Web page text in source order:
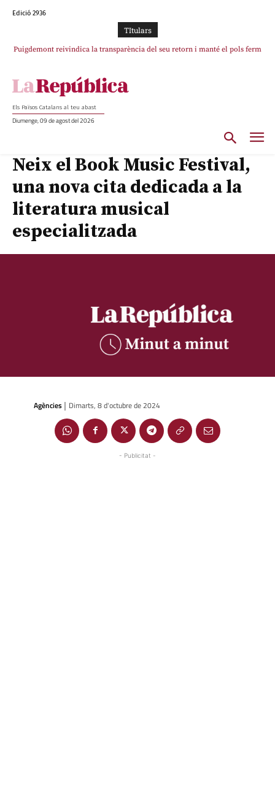
Edició 2936
TItulars
Puigdemont reivindica la transparència del seu retorn i manté el pols ferm
Els Països Catalans al teu abast
Diumenge, 09 de agost del 2026
Neix el Book Music Festival,
una nova cita dedicada a la
literatura musical
especialitzada
Agències | Dimarts, 8 d'octubre de 2024
- Publicitat -